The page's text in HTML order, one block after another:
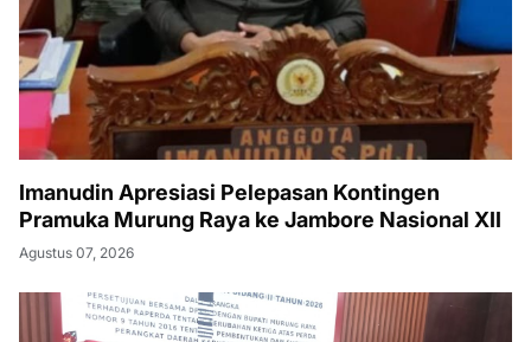
Imanudin Apresiasi Pelepasan Kontingen
Pramuka Murung Raya ke Jambore Nasional XII
Agustus 07, 2026